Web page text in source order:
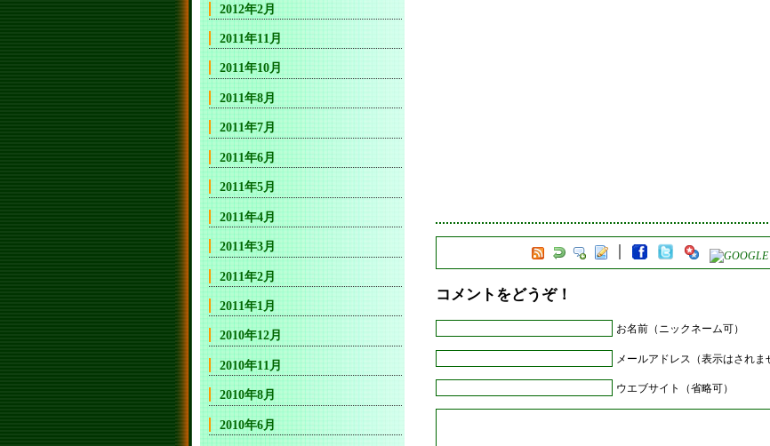
コメントをどうぞ！
お名前（ニックネーム可）
メールアドレス（表示はされま
ウエブサイト（省略可）
2012年2月
2011年11月
2011年10月
2011年8月
2011年7月
2011年6月
2011年5月
2011年4月
2011年3月
2011年2月
2011年1月
2010年12月
2010年11月
2010年8月
2010年6月